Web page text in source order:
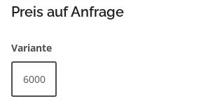
Preis auf Anfrage
Varianteauswählen
6000